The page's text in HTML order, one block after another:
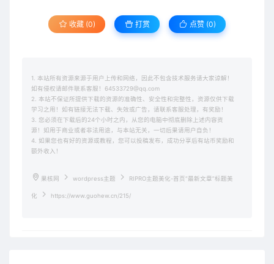
收藏 (0) 打赏 点赞 (0)
1. 本站所有资源来源于用户上传和网络，因此不包含技术服务请大家谅解！
如有侵权请邮件联系客服！64533729@qq.com
2. 本站不保证所提供下载的资源的准确性、安全性和完整性，资源仅供下载
学习之用！如有链接无法下载、失效或广告，请联系客服处理，有奖励！
3. 您必须在下载后的24个小时之内，从您的电脑中彻底删除上述内容资
源！如用于商业或者非法用途，与本站无关，一切后果请用户自负！
4. 如果您也有好的资源或教程，您可以投稿发布，成功分享后有站币奖励和
额外收入！
果核网 wordpress主题 RIPRO主题美化-首页“最新文章”标题美
化 https://www.guohew.cn/215/